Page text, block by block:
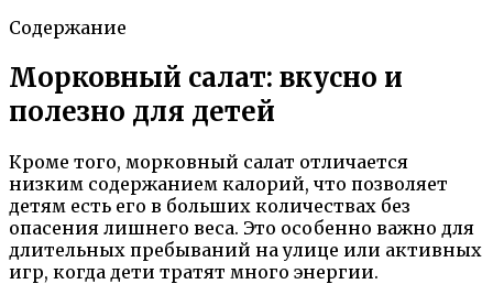
Содержание
Морковный салат: вкусно и
полезно для детей
Кроме того, морковный салат отличается
низким содержанием калорий, что позволяет
детям есть его в больших количествах без
опасения лишнего веса. Это особенно важно для
длительных пребываний на улице или активных
игр, когда дети тратят много энергии.